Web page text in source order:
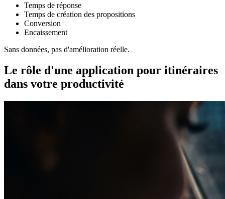
Temps de réponse
Temps de création des propositions
Conversion
Encaissement
Sans données, pas d'amélioration réelle.
Le rôle d'une application pour itinéraires
dans votre productivité